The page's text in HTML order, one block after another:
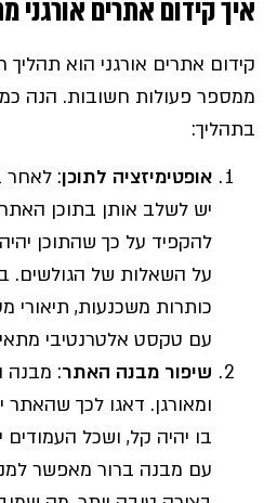
איך קידום אתרים
קידום אתרים אורגני הוא
ממספר פעולות חשובות. הנה
בתהליך:
אופטימיזציה לתוכן: לאחר
יש לשלב אותן בתוכן
להקפיד על כך שהתוכן יהיה
על השאלות של הגולשים.
כותרות משכנעות, תיאורי
עם טקסט אלטרנטיבי
שיפור מבנה האתר: מבנה
ומאורגן. דאגו לכך שהאתר
בו יהיה קל, ושכל העמודים
עם מבנה ברור מאפשר